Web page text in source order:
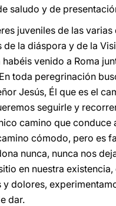
saludo y de
juveniles de las
de la diáspora y de la
habéis venido a Roma
toda peregrinación
Jesús, Él que es el
seguirle y
camino que conduce
cómodo, pero es
nunca, nunca nos
en nuestra
y dolores,
dar.